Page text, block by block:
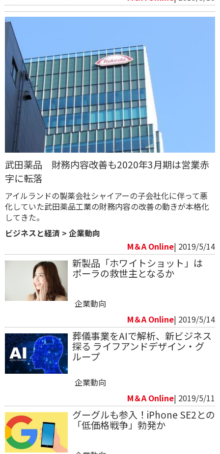
武田薬品 財務内容改善も2020年3月期は営業赤
字に転落
アイルランドの製薬会社シャイアーの子会社化に伴って悪
化していた武田薬品工業の財務内容の改善の動きが本格化
してきた。
ビジネスと経済 > 企業動向
M＆A Online| 2019/5/14
新製品「ホワイトショット」は
ポーラの救世主となるか
企業動向
M＆A Online| 2019/5/14
葬儀事業をAIで解析、新ビジネス
探る ライフアンドデザイン・グ
ループ
企業動向
M＆A Online| 2019/5/11
グーグルも参入！iPhone SE2との
「低価格戦争」勃発か